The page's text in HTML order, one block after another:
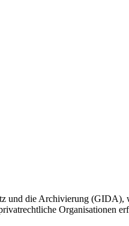
die Archivierung
Organisationen